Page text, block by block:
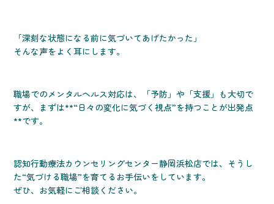
「深刻な状態になる前に気づいてあげたかった」
そんな声をよく耳にします。
職場でのメンタルヘルス対応は、「予防」や「支援」も大切で
すが、まずは**“日々の変化に気づく視点”を持つことが出発点
**です。
認知行動療法カウンセリングセンター静岡浜松店では、そうし
た“気づける職場”を育てるお手伝いをしています。
ぜひ、お気軽にご相談ください。